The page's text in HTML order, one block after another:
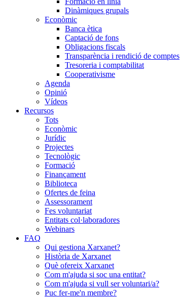
Dinàmiques grupals
Econòmic
Banca ètica
Captació de fons
Obligacions fiscals
Transparència i rendició de comptes
Tresoreria i comptabilitat
Cooperativisme
Agenda
Opinió
Vídeos
Recursos
Tots
Econòmic
Jurídic
Projectes
Tecnològic
Formació
Finançament
Biblioteca
Ofertes de feina
Assessorament
Fes voluntariat
Entitats col·laboradores
Webinars
FAQ
Qui gestiona Xarxanet?
Història de Xarxanet
Què ofereix Xarxanet
Com m'ajuda si soc una entitat?
Com m'ajuda si vull ser voluntari/a?
Puc fer-me'n membre?